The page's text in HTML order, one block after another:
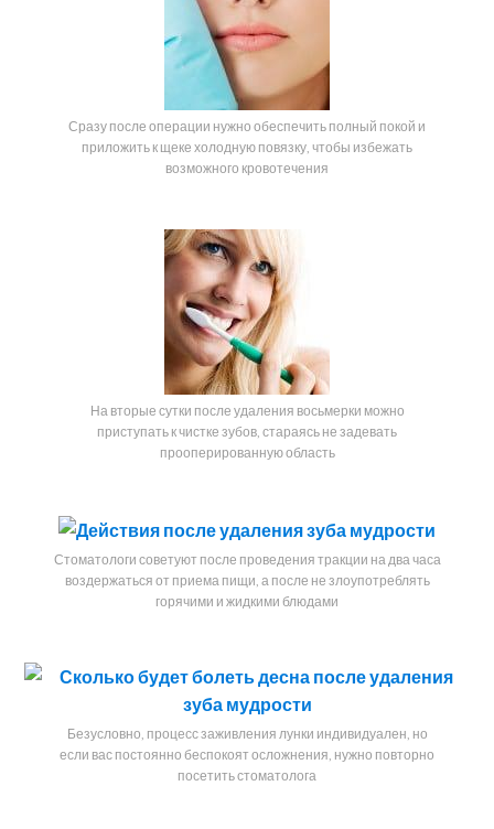
Сразу после операции нужно обеспечить полный покой и
приложить к щеке холодную повязку, чтобы избежать
возможного кровотечения
На вторые сутки после удаления восьмерки можно
приступать к чистке зубов, стараясь не задевать
прооперированную область
Стоматологи советуют после проведения тракции на два часа
воздержаться от приема пищи, а после не злоупотреблять
горячими и жидкими блюдами
Безусловно, процесс заживления лунки индивидуален, но
если вас постоянно беспокоят осложнения, нужно повторно
посетить стоматолога